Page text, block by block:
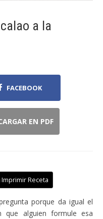
a la
FACEBOOK
EN PDF
Imprimir Receta
porque da igual el
alguien formule esa